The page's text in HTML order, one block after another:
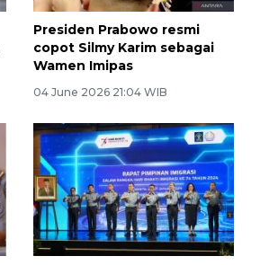
Presiden Prabowo resmi
copot Silmy Karim sebagai
Wamen Imipas
04 June 2026 21:04 WIB